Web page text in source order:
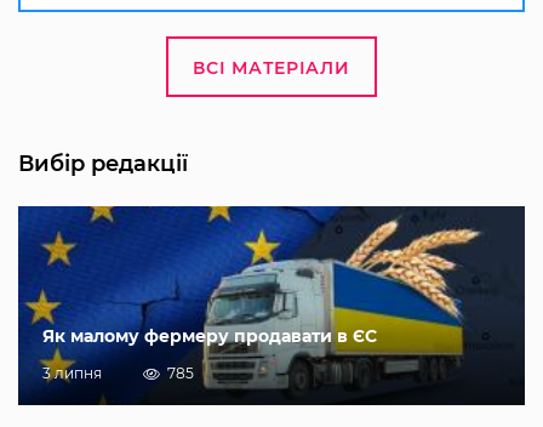
ВСІ МАТЕРІАЛИ
Вибір редакції
Як малому фермеру продавати в ЄС
3 липня 785